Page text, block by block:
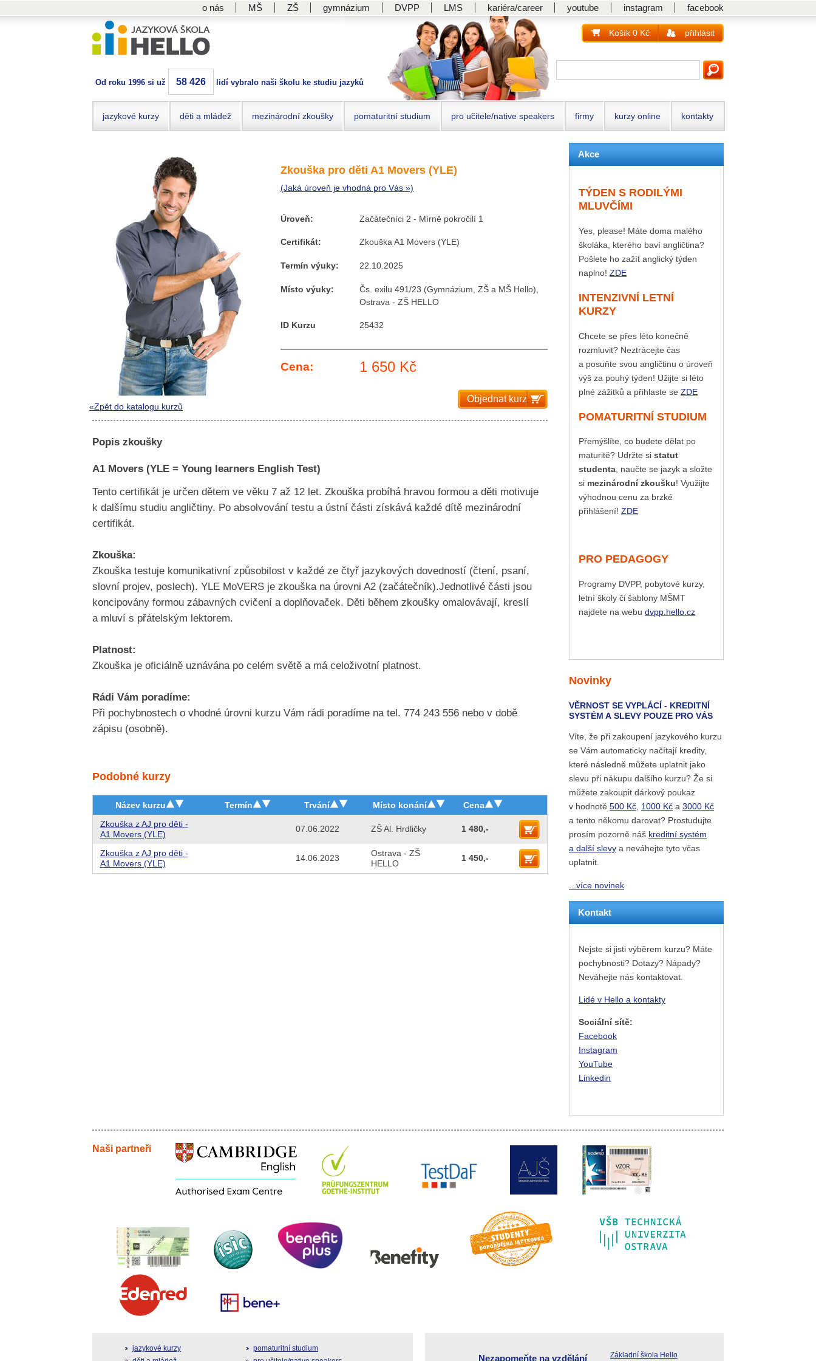
o nás MŠ ZŠ gymnázium DVPP LMS kariéra/career youtube instagram facebook
Od roku 1996 si už 58 426 lidí vybralo naši školu ke studiu jazyků
Košík 0 Kč přihlásit
jazykové kurzy děti a mládež mezinárodní zkoušky pomaturitní studium pro učitele/native speakers firmy kurzy online kontakty
Zkouška pro děti A1 Movers (YLE)
(Jaká úroveň je vhodná pro Vás »)
Úroveň: Začátečníci 2 - Mírně pokročilí 1
Certifikát: Zkouška A1 Movers (YLE)
Termín výuky: 22.10.2025
Místo výuky:
Čs. exilu 491/23 (Gymnázium, ZŠ a MŠ Hello),
Ostrava - ZŠ HELLO
ID Kurzu 25432
Cena: 1 650 Kč
«Zpět do katalogu kurzů
Objednat kurz
Popis zkoušky
A1 Movers (YLE = Young learners English Test)
Tento certifikát je určen dětem ve věku 7 až 12 let. Zkouška probíhá hravou formou a děti motivuje
k dalšímu studiu angličtiny. Po absolvování testu a ústní části získává každé dítě mezinárodní
certifikát.
Zkouška:
Zkouška testuje komunikativní způsobilost v každé ze čtyř jazykových dovedností (čtení, psaní,
slovní projev, poslech). YLE MoVERS je zkouška na úrovni A2 (začátečník).Jednotlivé části jsou
koncipovány formou zábavných cvičení a doplňovaček. Děti během zkoušky omalovávají, kreslí
a mluví s přátelským lektorem.
Platnost:
Zkouška je oficiálně uznávána po celém světě a má celoživotní platnost.
Rádi Vám poradíme:
Při pochybnostech o vhodné úrovni kurzu Vám rádi poradíme na tel. 774 243 556 nebo v době
zápisu (osobně).
Podobné kurzy
Název kurzu Termín Trvání Místo konání
Cena
Zkouška z AJ pro děti -
A1 Movers (YLE)
07.06.2022 ZŠ Al. Hrdličky 1 480,-
Zkouška z AJ pro děti -
A1 Movers (YLE)
14.06.2023
Ostrava - ZŠ
HELLO
1 450,-
Akce
TÝDEN S RODILÝMI
MLUVČÍMI
Yes, please! Máte doma malého
školáka, kterého baví angličtina?
Pošlete ho zažít anglický týden
naplno! ZDE
INTENZIVNÍ LETNÍ
KURZY
Chcete se přes léto konečně
rozmluvit? Neztrácejte čas
a posuňte svou angličtinu o úroveň
výš za pouhý týden! Užijte si léto
plné zážitků a přihlaste se ZDE
POMATURITNÍ STUDIUM
Přemýšlíte, co budete dělat po
maturitě? Udržte si statut
studenta, naučte se jazyk a složte
si mezinárodní zkoušku! Využijte
výhodnou cenu za brzké
přihlášení! ZDE
PRO PEDAGOGY
Programy DVPP, pobytové kurzy,
letní školy či šablony MŠMT
najdete na webu dvpp.hello.cz
Novinky
VĚRNOST SE VYPLÁCÍ - KREDITNÍ
SYSTÉM A SLEVY POUZE PRO VÁS
Víte, že při zakoupení jazykového kurzu
se Vám automaticky načítají kredity,
které následně můžete uplatnit jako
slevu při nákupu dalšího kurzu? Že si
můžete zakoupit dárkový poukaz
v hodnotě 500 Kč, 1000 Kč a 3000 Kč
a tento někomu darovat? Prostudujte
prosím pozorně náš kreditní systém
a další slevy a neváhejte tyto včas
uplatnit.
...více novinek
Kontakt
Nejste si jisti výběrem kurzu? Máte
pochybnosti? Dotazy? Nápady?
Neváhejte nás kontaktovat.
Lidé v Hello a kontakty
Sociální sítě:
Facebook
Instagram
YouTube
Linkedin
Naši partneři
jazykové kurzy
pomaturitní studium
Nezapomeňte na vzdělání Základní škola Hello